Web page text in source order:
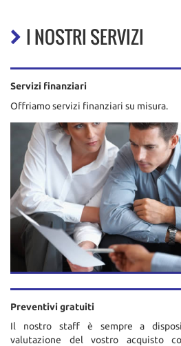
I NOSTRI SERVIZI
Servizi finanziari
Offriamo servizi finanziari su misura.
Preventivi gratuiti
Il nostro staff è sempre a
valutazione del vostro acquisto